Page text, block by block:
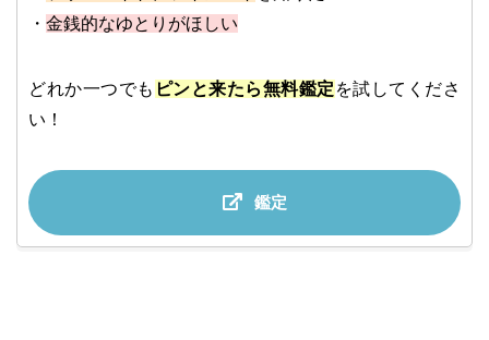
・ 金銭的なゆとりがほしい
どれか一つでも ピンと来たら無料鑑定 を試してくださ
い！
鑑定